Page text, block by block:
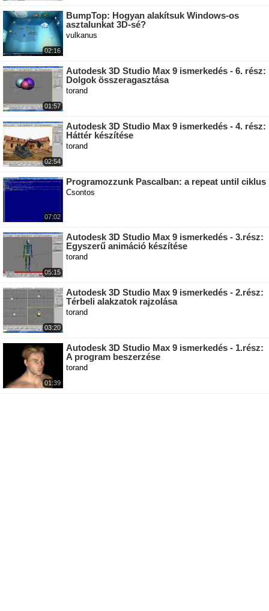
02:16
BumpTop: Hogyan alakítsuk Windows-os
asztalunkat 3D-sé?
vulkanus
01:57
Autodesk 3D Studio Max 9 ismerkedés - 6. rész:
Dolgok összeragasztása
torand
02:54
Autodesk 3D Studio Max 9 ismerkedés - 4. rész:
Háttér készítése
torand
07:02
Programozzunk Pascalban: a repeat until ciklus
Csontos
05:15
Autodesk 3D Studio Max 9 ismerkedés - 3.rész:
Egyszerű animáció készítése
torand
03:20
Autodesk 3D Studio Max 9 ismerkedés - 2.rész:
Térbeli alakzatok rajzolása
torand
01:39
Autodesk 3D Studio Max 9 ismerkedés - 1.rész:
A program beszerzése
torand